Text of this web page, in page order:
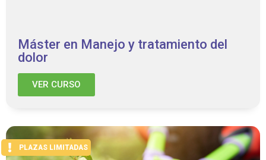
Máster en Manejo y tratamiento del
dolor
VER CURSO
PLAZAS LIMITADAS